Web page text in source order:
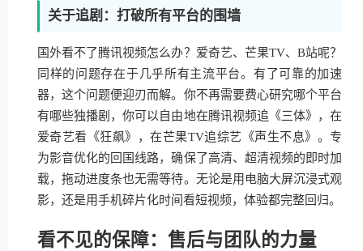
关于追剧：打破所有平台的围墙
国外看不了腾讯视频怎么办？爱奇艺、芒果TV、B站呢？
同样的问题存在于几乎所有主流平台。有了可靠的加速
器，这个问题便迎刃而解。你不再需要费心研究哪个平台
有哪些独播剧，你可以自由地在腾讯视频追《三体》，在
爱奇艺看《狂飙》，在芒果TV追综艺《声生不息》。专
为影音优化的回国线路，确保了高清、超清视频的即时加
载，拖动进度条也无需等待。无论是用电脑大屏沉浸式观
影，还是用手机碎片化时间看短视频，体验都完整回归。
看不见的保障：售后与团队的力量